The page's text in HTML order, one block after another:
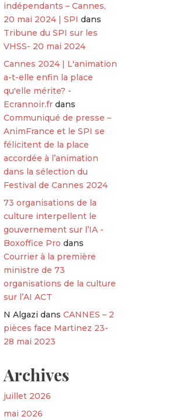
indépendants – Cannes,
20 mai 2024 | SPI dans
Tribune du SPI sur les
VHSS- 20 mai 2024
Cannes 2024 | L'animation
a-t-elle enfin la place
qu'elle mérite? -
Ecrannoir.fr dans
Communiqué de presse –
AnimFrance et le SPI se
félicitent de la place
accordée à l’animation
dans la sélection du
Festival de Cannes 2024
73 organisations de la
culture interpellent le
gouvernement sur l’IA -
Boxoffice Pro dans
Courrier à la première
ministre de 73
organisations de la culture
sur l’AI ACT
N Algazi dansCANNES – 2
pièces face Martinez 23-
28 mai 2023
Archives
juillet 2026
mai 2026